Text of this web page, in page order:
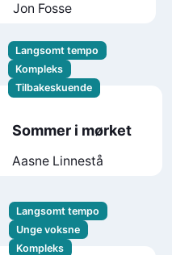
Jon Fosse
Langsomt tempo
Kompleks
Tilbakeskuende
Sommer i mørket
Aasne Linnestå
Langsomt tempo
Unge voksne
Kompleks